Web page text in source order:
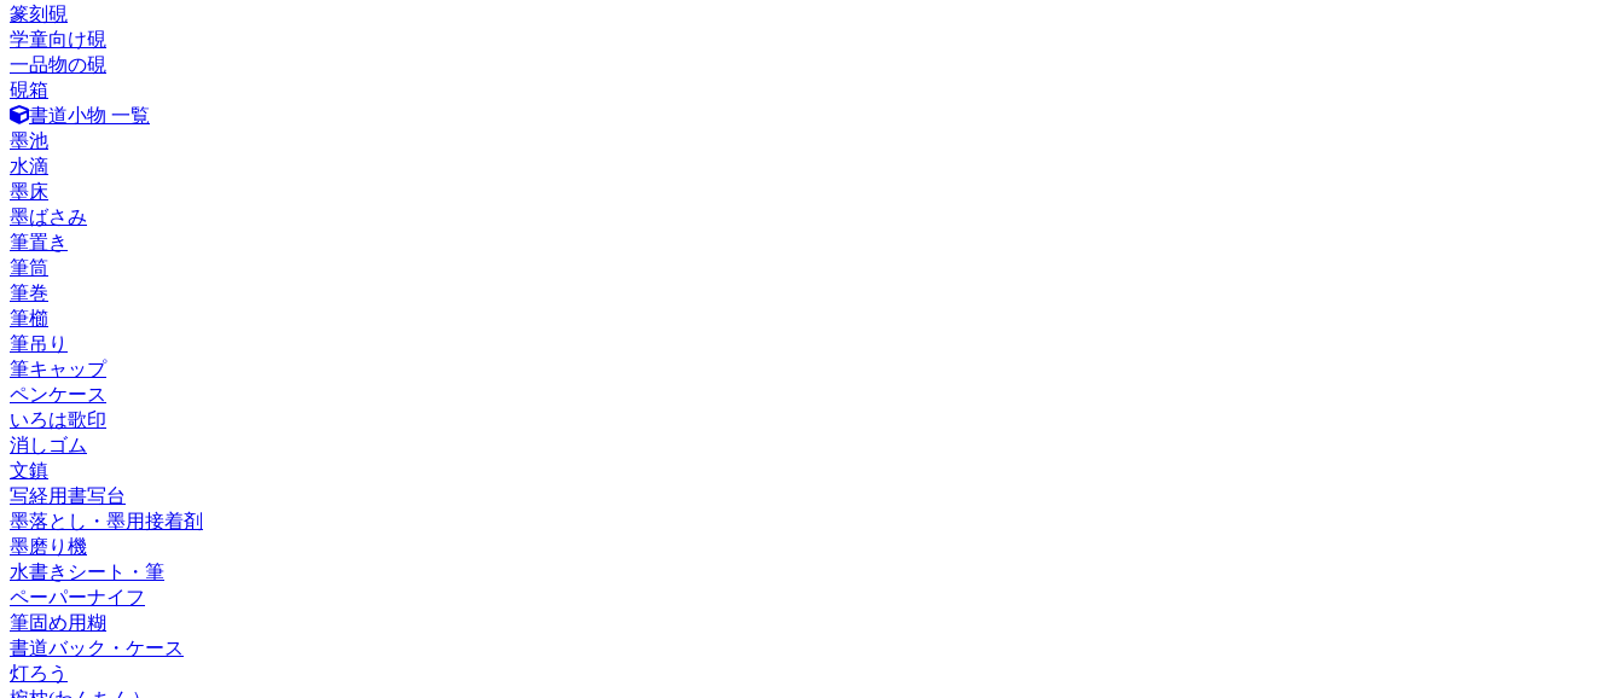
篆刻硯
学童向け硯
一品物の硯
硯箱
書道小物 一覧
墨池
水滴
墨床
墨ばさみ
筆置き
筆筒
筆巻
筆櫛
筆吊り
筆キャップ
ペンケース
いろは歌印
消しゴム
文鎮
写経用書写台
墨落とし・墨用接着剤
墨磨り機
水書きシート・筆
ペーパーナイフ
筆固め用糊
書道バック・ケース
灯ろう